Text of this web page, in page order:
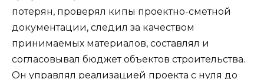
потерян, проверял кипы проектно-сметной
документации, следил за качеством
принимаемых материалов, составлял и
согласовывал бюджет объектов строительства.
Он управлял реализацией проекта с нуля до